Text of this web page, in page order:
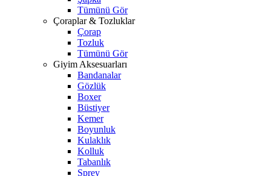
Tümünü Gör
Çoraplar & Tozluklar
Çorap
Tozluk
Tümünü Gör
Giyim Aksesuarları
Bandanalar
Gözlük
Boxer
Büstiyer
Kemer
Boyunluk
Kulaklık
Kolluk
Tabanlık
Sprey